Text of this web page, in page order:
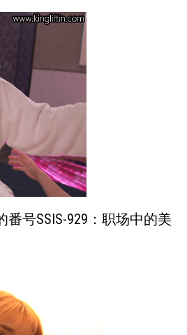
番号SSIS-929：职场中的美